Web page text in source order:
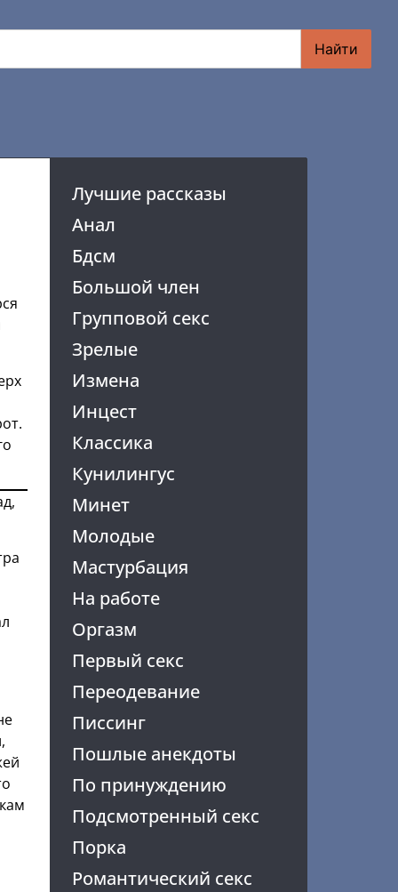
Найти
Лучшие рассказы
Анал
Бдсм
Большой член
Групповой секс
Зрелые
Измена
Инцест
Классика
Кунилингус
Минет
Молодые
Мастурбация
На работе
Оргазм
Первый секс
Переодевание
Писсинг
Пошлые анекдоты
По принуждению
Подсмотренный секс
Порка
Романтический секс